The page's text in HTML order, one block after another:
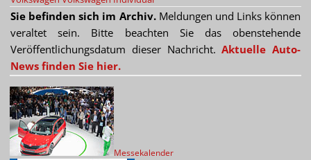
Sie befinden sich im Archiv.Meldungen und Links können
veraltet sein. Bitte beachten Sie das obenstehende
Veröffentlichungsdatum dieser Nachricht.Aktuelle Auto-
News finden Sie hier.
Messekalender